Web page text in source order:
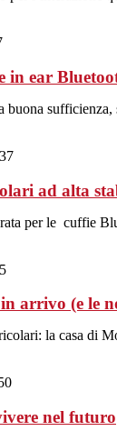
in ear
buona
ad alta
per le cuffie
arrivo (e le
la casa di
nel futuro